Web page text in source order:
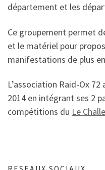
département et les
Ce groupement permet
et le matériel pour
manifestations de plus
L’association Raid-Ox
2014 en intégrant ses 2
compétitions du Le